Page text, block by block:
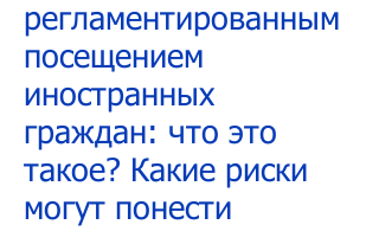
регламентированным
посещением
иностранных
граждан: что это
такое? Какие риски
могут понести